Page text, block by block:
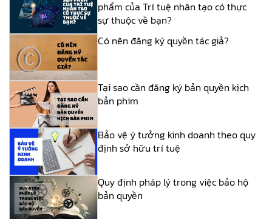
phẩm của Trí tuệ nhân tạo có thực
sự thuộc về bạn?
Có nên đăng ký quyền tác giả?
Tại sao cần đăng ký bản quyền kịch
bản phim
Bảo vệ ý tưởng kinh doanh theo quy
định sở hữu trí tuệ
Quy định pháp lý trong việc bảo hộ
bản quyền